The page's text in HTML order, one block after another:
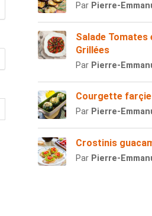
Par Pierre-
Salade
Grillées
Par Pierre-
Courgette
Par Pierre-
Crostinis
Par Pierre-